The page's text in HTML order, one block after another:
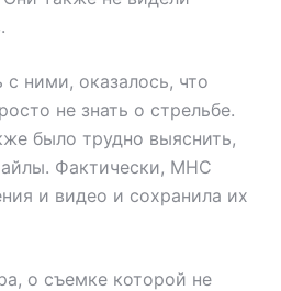
ними, оказалось, что
не знать о стрельбе.
было трудно выяснить,
Фактически, MHC
и видео и сохранила их
о съемке которой не